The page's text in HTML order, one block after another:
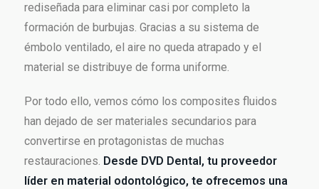
rediseñada para eliminar casi por completo la
formación de burbujas. Gracias a su sistema de
émbolo ventilado, el aire no queda atrapado y el
material se distribuye de forma uniforme.
Por todo ello, vemos cómo los composites fluidos
han dejado de ser materiales secundarios para
convertirse en protagonistas de muchas
restauraciones. Desde DVD Dental, tu proveedor
líder en material odontológico, te ofrecemos una